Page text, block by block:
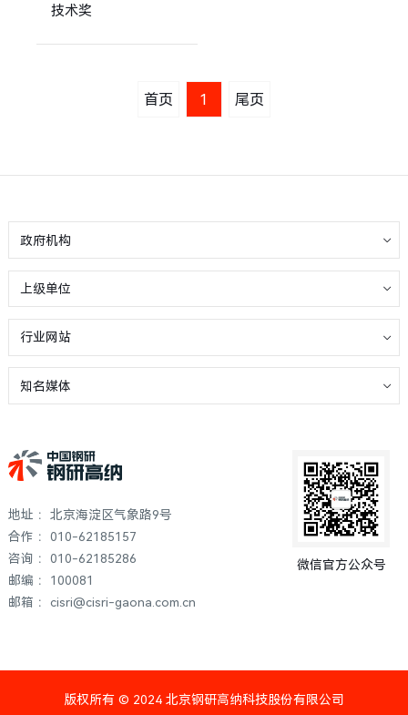
技术奖
首页 1 尾页
政府机构
上级单位
行业网站
知名媒体
地址 ：北京海淀区气象路9号
合作 ：010-62185157
咨询 ：010-62185286
邮编 ：100081
邮箱 ：cisri@cisri-gaona.com.cn
微信官方公众号
版权所有 © 2024 北京钢研高纳科技股份有限公司